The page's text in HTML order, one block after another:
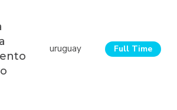
uruguay Full Time